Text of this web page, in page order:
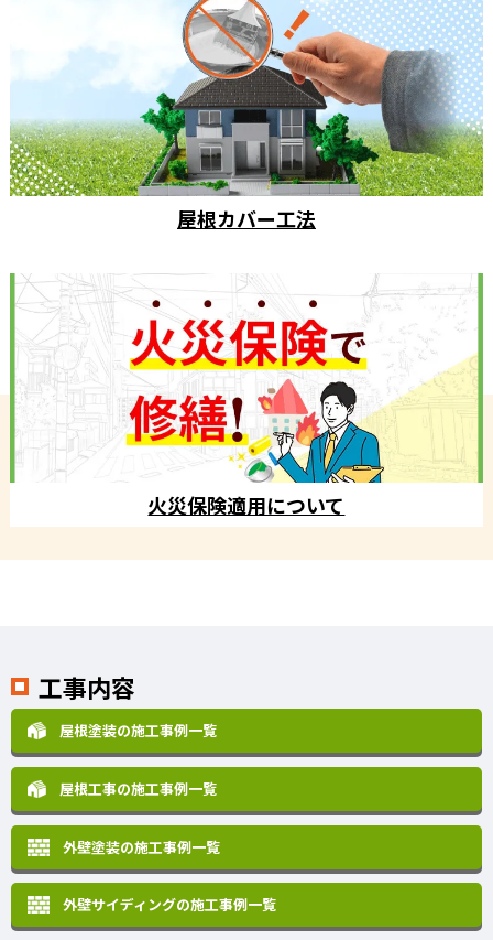
屋根カバー工法
火災保険適用について
工事内容
屋根塗装の施工事例一覧
屋根工事の施工事例一覧
外壁塗装の施工事例一覧
外壁サイディングの施工事例一覧